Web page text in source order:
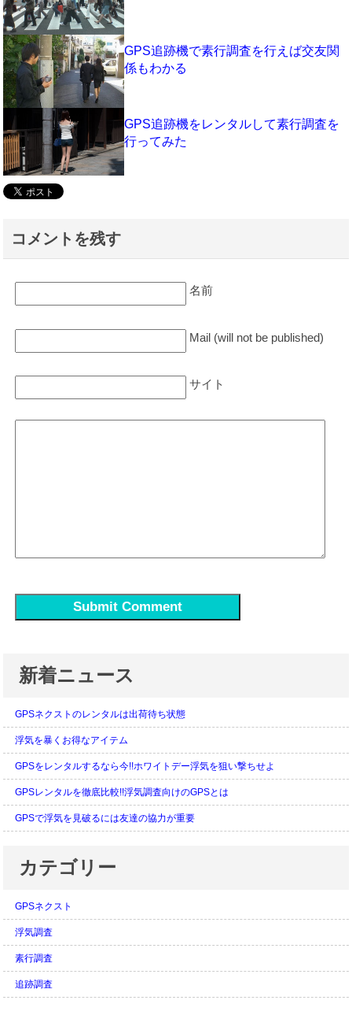
GPS追跡機で素行調査を行えば交友関
係もわかる
GPS追跡機をレンタルして素行調査を
行ってみた
コメントを残す
名前
Mail (will not be published)
サイト
新着ニュース
GPSネクストのレンタルは出荷待ち状態
浮気を暴くお得なアイテム
GPSをレンタルするなら今!!ホワイトデー浮気を狙い撃ちせよ
GPSレンタルを徹底比較!!浮気調査向けのGPSとは
GPSで浮気を見破るには友達の協力が重要
カテゴリー
GPSネクスト
浮気調査
素行調査
追跡調査